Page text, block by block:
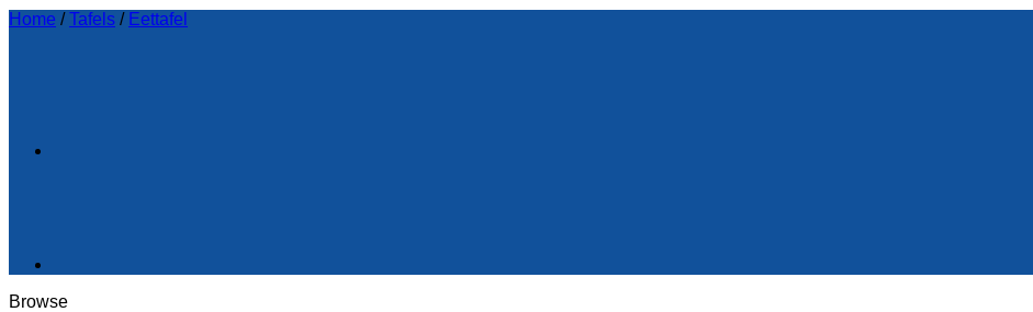
Home / Tafels / Eettafel
Browse